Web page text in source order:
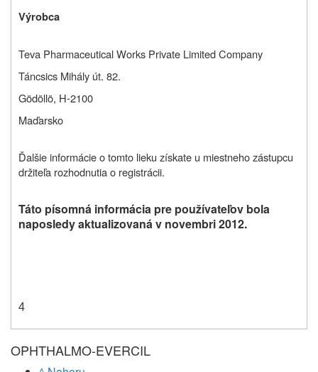
Výrobca
Teva Pharmaceutical Works Private Limited Company
Táncsics Mihály út. 82.
Gödöllö, H-2100
Maďarsko
Ďalšie informácie o tomto lieku získate u miestneho zástupcu
držiteľa rozhodnutia o registrácii.
Táto písomná informácia pre používateľov bola
naposledy aktualizovaná v novembri 2012.
4
OPHTHALMO-EVERCIL